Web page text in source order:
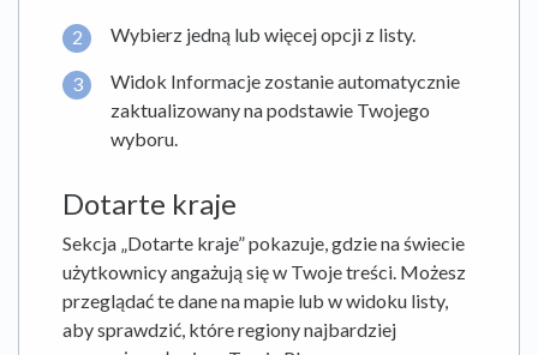
Wybierz jedną lub więcej opcji z listy.
Widok Informacje zostanie automatycznie
zaktualizowany na podstawie Twojego
wyboru.
Dotarte kraje
Sekcja „Dotarte kraje” pokazuje, gdzie na świecie
użytkownicy angażują się w Twoje treści. Możesz
przeglądać te dane na mapie lub w widoku listy,
aby sprawdzić, które regiony najbardziej